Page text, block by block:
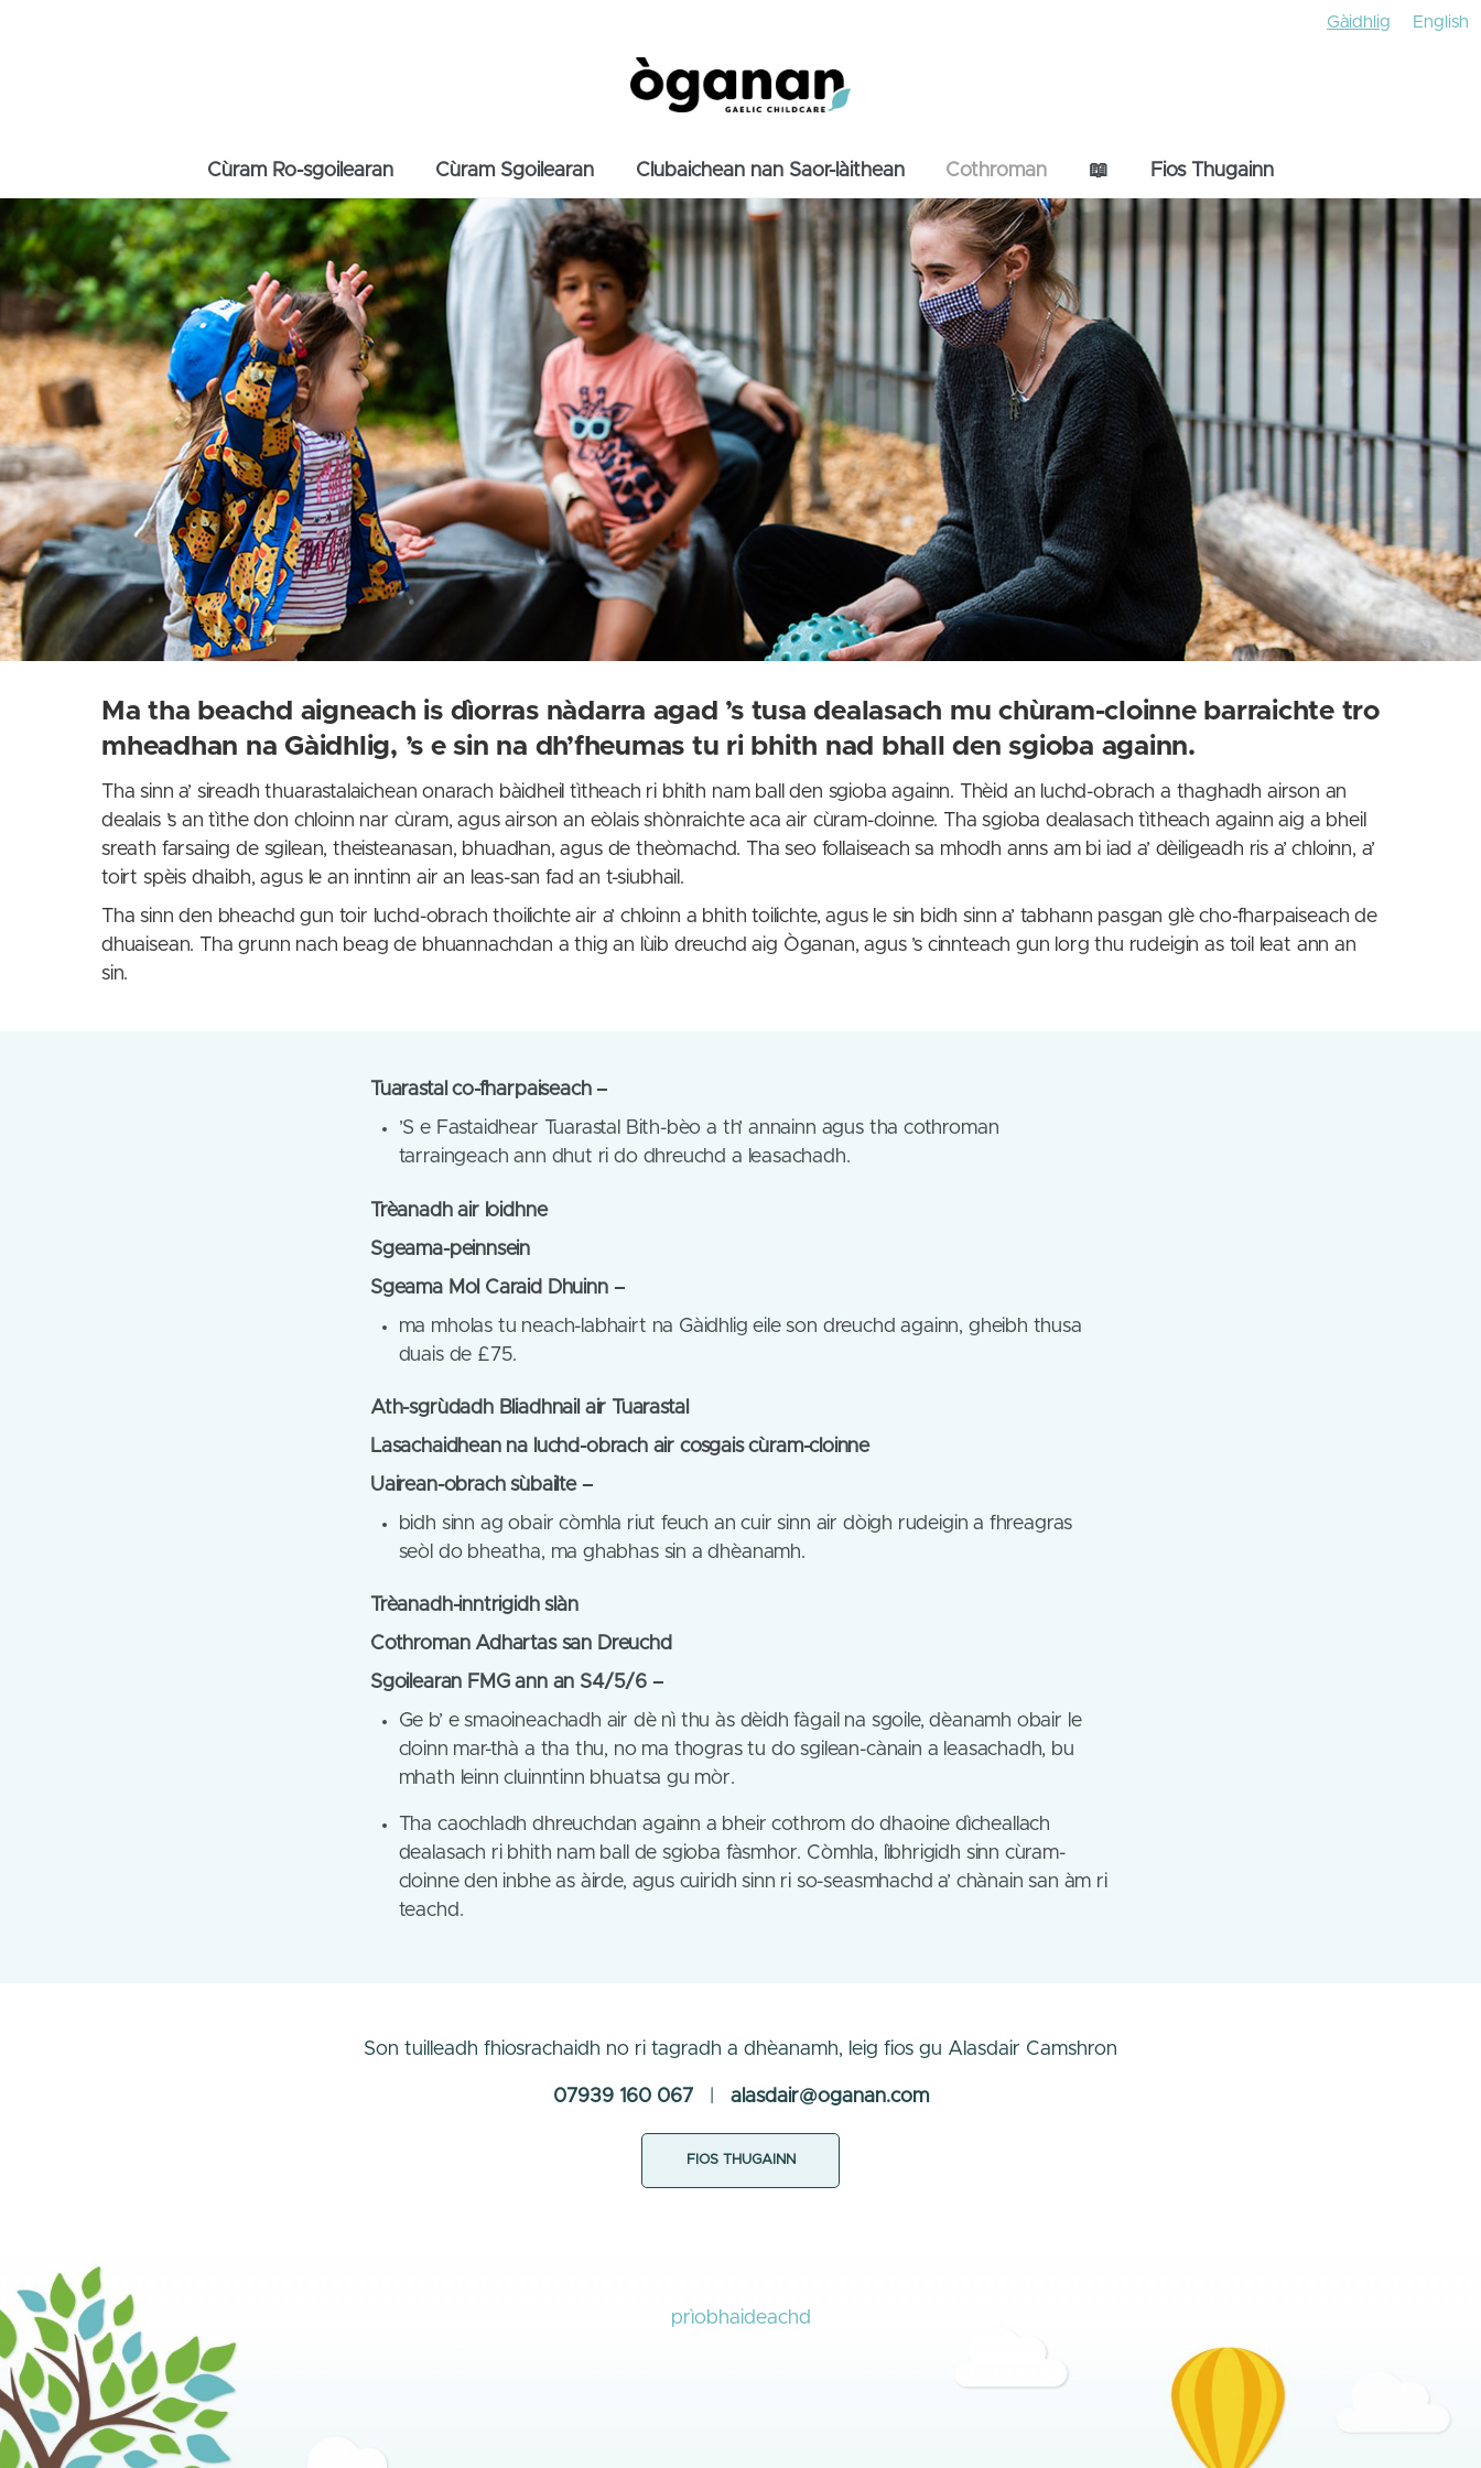
Gàidhlig English
Cùram Ro-sgoilearan Cùram Sgoilearan Clubaichean nan Saor-làithean Cothroman 📖 Fios Thugainn
Ma tha beachd aigneach is dìorras nàdarra agad ’s tusa dealasach mu chùram-cloinne barraichte tro
mheadhan na Gàidhlig, ’s e sin na dh’fheumas tu ri bhith nad bhall den sgioba againn.
Tha sinn a’ sireadh thuarastalaichean onarach bàidheil tìtheach ri bhith nam ball den sgioba againn. Thèid an luchd-obrach a thaghadh airson an
dealais ’s an tìthe don chloinn nar cùram, agus airson an eòlais shònraichte aca air cùram-cloinne. Tha sgioba dealasach tìtheach againn aig a bheil
sreath farsaing de sgilean, theisteanasan, bhuadhan, agus de theòmachd. Tha seo follaiseach sa mhodh anns am bi iad a’ dèiligeadh ris a’ chloinn, a’
toirt spèis dhaibh, agus le an inntinn air an leas-san fad an t-siubhail.
Tha sinn den bheachd gun toir luchd-obrach thoilichte air a’ chloinn a bhith toilichte, agus le sin bidh sinn a’ tabhann pasgan glè cho-fharpaiseach de
dhuaisean. Tha grunn nach beag de bhuannachdan a thig an lùib dreuchd aig Òganan, agus ’s cinnteach gun lorg thu rudeigin as toil leat ann an
sin.
Tuarastal co-fharpaiseach –
’S e Fastaidhear Tuarastal Bith-bèo a th’ annainn agus tha cothroman
tarraingeach ann dhut ri do dhreuchd a leasachadh.
Trèanadh air loidhne
Sgeama-peinnsein
Sgeama Mol Caraid Dhuinn –
ma mholas tu neach-labhairt na Gàidhlig eile son dreuchd againn, gheibh thusa
duais de £75.
Ath-sgrùdadh Bliadhnail air Tuarastal
Lasachaidhean na luchd-obrach air cosgais cùram-cloinne
Uairean-obrach sùbailte –
bidh sinn ag obair còmhla riut feuch an cuir sinn air dòigh rudeigin a fhreagras
seòl do bheatha, ma ghabhas sin a dhèanamh.
Trèanadh-inntrigidh slàn
Cothroman Adhartas san Dreuchd
Sgoilearan FMG ann an S4/5/6 –
Ge b’ e smaoineachadh air dè nì thu às dèidh fàgail na sgoile, dèanamh obair le
cloinn mar-thà a tha thu, no ma thogras tu do sgilean-cànain a leasachadh, bu
mhath leinn cluinntinn bhuatsa gu mòr.
Tha caochladh dhreuchdan againn a bheir cothrom do dhaoine dìcheallach
dealasach ri bhith nam ball de sgioba fàsmhor. Còmhla, lìbhrigidh sinn cùram-
cloinne den inbhe as àirde, agus cuiridh sinn ri so-seasmhachd a’ chànain san àm ri
teachd.
Son tuilleadh fhiosrachaidh no ri tagradh a dhèanamh, leig fios gu Alasdair Camshron
07939 160 067| alasdair@oganan.com
FIOS THUGAINN
prìobhaideachd